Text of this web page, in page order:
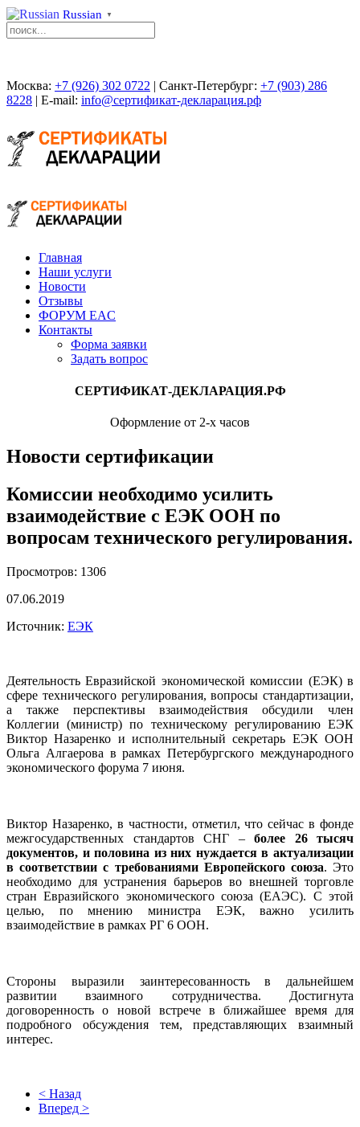
Russian ▼
Москва: +7 (926) 302 0722 | Санкт-Петербург: +7 (903) 286
8228 | E-mail: info@сертификат-декларация.рф
Главная
Наши услуги
Новости
Отзывы
ФОРУМ EAC
Контакты
Форма заявки
Задать вопрос
СЕРТИФИКАТ-ДЕКЛАРАЦИЯ.РФ
Оформление от 2-х часов
Новости сертификации
Комиссии необходимо усилить
взаимодействие с ЕЭК ООН по
вопросам технического регулирования.
Просмотров: 1306
07.06.2019
Источник: ЕЭК
Деятельность Евразийской экономической комиссии (ЕЭК) в
сфере технического регулирования, вопросы стандартизации,
а также перспективы взаимодействия обсудили член
Коллегии (министр) по техническому регулированию ЕЭК
Виктор Назаренко и исполнительный секретарь ЕЭК ООН
Ольга Алгаерова в рамках Петербургского международного
экономического форума 7 июня.
Виктор Назаренко, в частности, отметил, что сейчас в фонде
межгосударственных стандартов СНГ – более 26 тысяч
документов, и половина из них нуждается в актуализации
в соответствии с требованиями Европейского союза. Это
необходимо для устранения барьеров во внешней торговле
стран Евразийского экономического союза (ЕАЭС). С этой
целью, по мнению министра ЕЭК, важно усилить
взаимодействие в рамках РГ 6 ООН.
Стороны выразили заинтересованность в дальнейшем
развитии взаимного сотрудничества. Достигнута
договоренность о новой встрече в ближайшее время для
подробного обсуждения тем, представляющих взаимный
интерес.
< Назад
Вперед >